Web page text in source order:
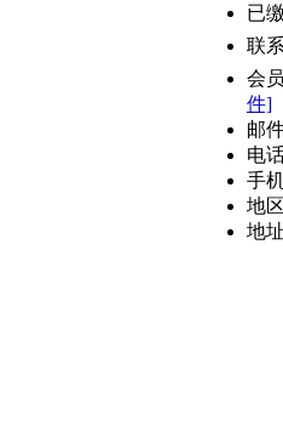
已
联
会员
件]
邮
电
手
地区
地址